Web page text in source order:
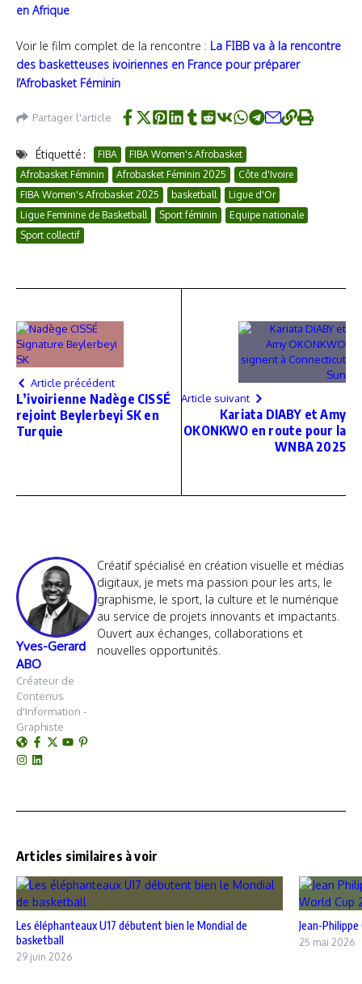
en Afrique
Voir le film complet de la rencontre : La FIBB va à la rencontre
des basketteuses ivoiriennes en France pour préparer
l’Afrobasket Féminin
Partager l'article
Étiquetté : FIBA
FIBA Women's Afrobasket
Afrobasket Féminin
Afrobasket Féminin 2025
Côte d'Ivoire
FIBA Women's Afrobasket 2025
basketball
Ligue d'Or
Ligue Feminine de Basketball
Sport féminin
Equipe nationale
Sport collectif
Article précédent
L’ivoirienne Nadège CISSÉ
rejoint Beylerbeyi SK en
Turquie
Article suivant
Kariata DIABY et Amy
OKONKWO en route pour la
WNBA 2025
Yves-Gerard
ABO
Créateur de
Contenus
d'Information -
Graphiste
Créatif spécialisé en création visuelle et médias
digitaux, je mets ma passion pour les arts, le
graphisme, le sport, la culture et le numérique
au service de projets innovants et impactants.
Ouvert aux échanges, collaborations et
nouvelles opportunités.
Articles similaires à voir
Les éléphanteaux U17 débutent bien le Mondial de
basketball
29 juin 2026
Jean-
25 mai 2026